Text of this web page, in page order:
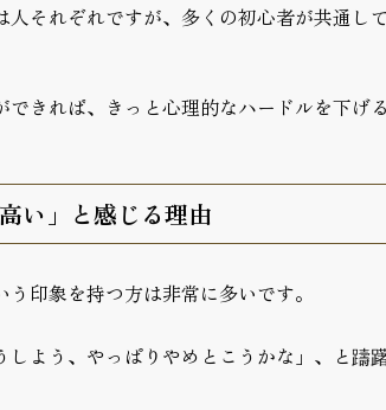
それぞれですが、多くの初心者が共通し
きれば、きっと心理的なハードルを下げ
い」と感じる理由
印象を持つ方は非常に多いです。
よう、やっぱりやめとこうかな」、と躊